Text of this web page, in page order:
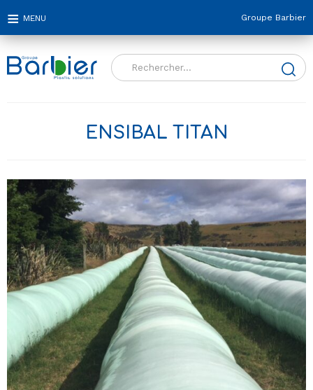
Groupe Barbier
Rechercher :
ENSIBAL TITAN